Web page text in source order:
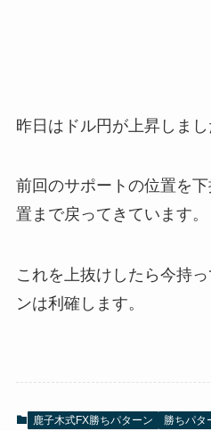
昨日はドル円が上昇しまし
前回のサポートの位置を
置まで戻ってきています。
これを上抜けしたら今持
ンは利確します。
鹿子木式FX勝ちパターン
勝ちパタ